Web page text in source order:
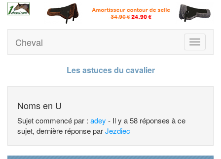
Toggle
Cheval
Les astuces du cavalier
Noms en U
Sujet commencé par : adey - Il y a 58 réponses à ce
sujet, dernière réponse parJezdiec